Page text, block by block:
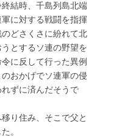
結時、千島列島北端
に対する戦闘を指揮
どさくさに紛れて北
とするソ連の野望を
に反して行った異例
おかげでソ連軍の侵
ずに済んだそうで
り住み、そこで父と
。